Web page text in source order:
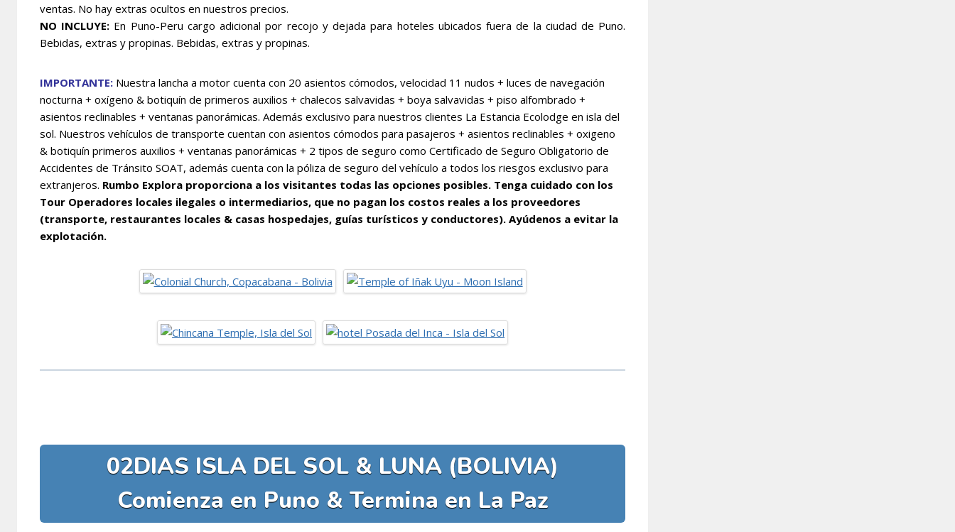
ventas. No hay extras ocultos en nuestros precios.
NO INCLUYE: En Puno-Peru cargo adicional por recojo y dejada para hoteles ubicados fuera de la ciudad de Puno.
Bebidas, extras y propinas. Bebidas, extras y propinas.
IMPORTANTE: Nuestra lancha a motor cuenta con 20 asientos cómodos, velocidad 11 nudos + luces de navegación
nocturna + oxígeno & botiquín de primeros auxilios + chalecos salvavidas + boya salvavidas + piso alfombrado +
asientos reclinables + ventanas panorámicas. Además exclusivo para nuestros clientes La Estancia Ecolodge en isla del
sol. Nuestros vehículos de transporte cuentan con asientos cómodos para pasajeros + asientos reclinables + oxigeno
& botiquín primeros auxilios + ventanas panorámicas + 2 tipos de seguro como Certificado de Seguro Obligatorio de
Accidentes de Tránsito SOAT, además cuenta con la póliza de seguro del vehículo a todos los riesgos exclusivo para
extranjeros. Rumbo Explora proporciona a los visitantes todas las opciones posibles. Tenga cuidado con los
Tour Operadores locales ilegales o intermediarios, que no pagan los costos reales a los proveedores
(transporte, restaurantes locales & casas hospedajes, guías turísticos y conductores). Ayúdenos a evitar la
explotación.
02DIAS ISLA DEL SOL & LUNA (BOLIVIA)
Comienza en Puno & Termina en La Paz